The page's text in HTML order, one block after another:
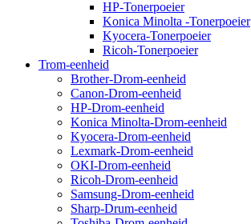
HP-Tonerpoeier
Konica Minolta -Tonerpoeier
Kyocera-Tonerpoeier
Ricoh-Tonerpoeier
Trom-eenheid
Brother-Drom-eenheid
Canon-Drom-eenheid
HP-Drom-eenheid
Konica Minolta-Drom-eenheid
Kyocera-Drom-eenheid
Lexmark-Drom-eenheid
OKI-Drom-eenheid
Ricoh-Drom-eenheid
Samsung-Drom-eenheid
Sharp-Drum-eenheid